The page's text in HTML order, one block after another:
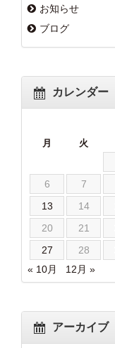
お知らせ
ブログ
カレンダー
月 火
6
7
13
14
20
21
27
28
« 10月
12月 »
アーカイブ